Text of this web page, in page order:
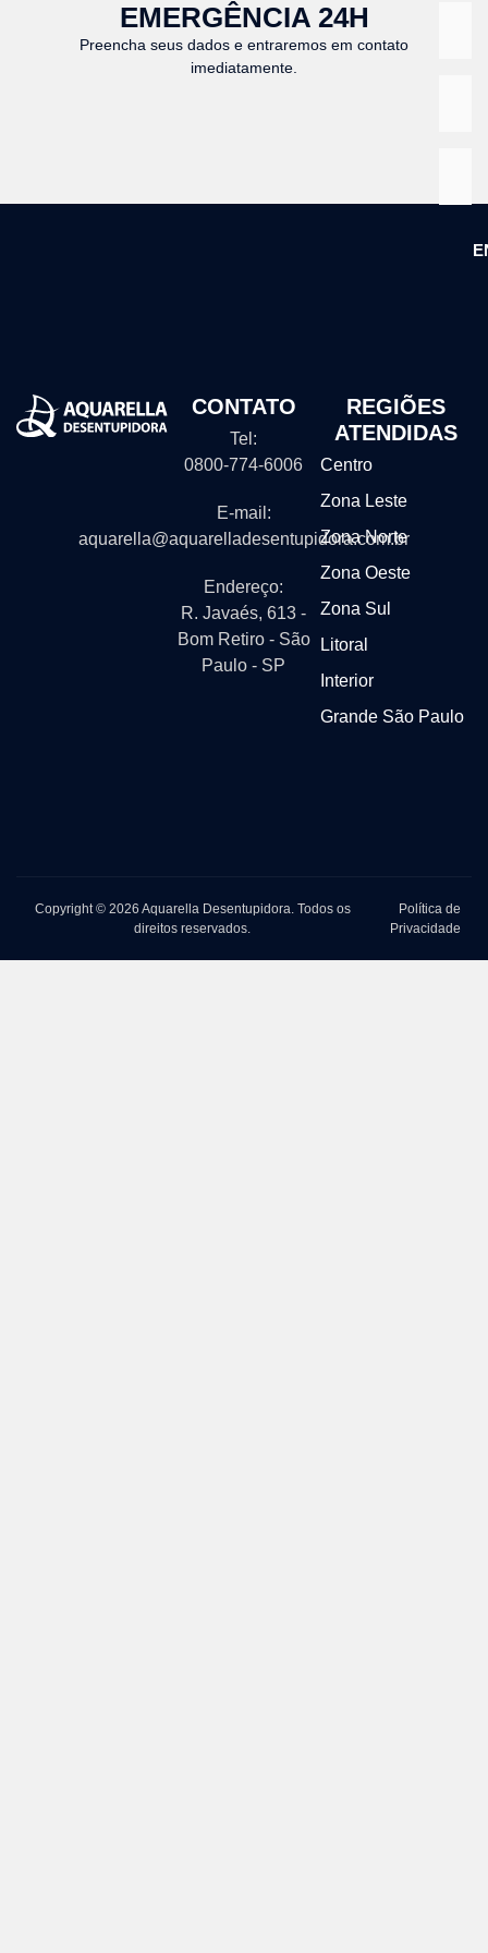
EMERGÊNCIA 24H
Preencha seus dados e entraremos em contato
imediatamente.
CONTATO
Tel:
0800-774-6006
E-mail:
aquarella@aquarelladesentupidora.com.br
Endereço:
R. Javaés, 613 -
Bom Retiro - São
Paulo - SP
REGIÕES
ATENDIDAS
Centro
Zona Leste
Zona Norte
Zona Oeste
Zona Sul
Litoral
Interior
Grande São Paulo
Copyright © 2026 Aquarella Desentupidora. Todos os
direitos reservados.
Política de
Privacidade